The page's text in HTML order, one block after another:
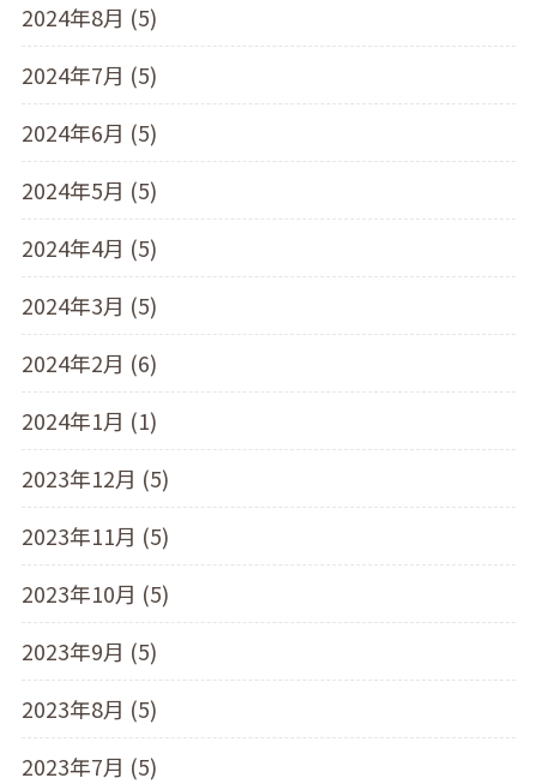
2024年8月 (5)
2024年7月 (5)
2024年6月 (5)
2024年5月 (5)
2024年4月 (5)
2024年3月 (5)
2024年2月 (6)
2024年1月 (1)
2023年12月 (5)
2023年11月 (5)
2023年10月 (5)
2023年9月 (5)
2023年8月 (5)
2023年7月 (5)